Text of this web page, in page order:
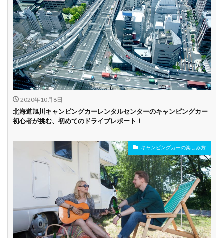
2020年10月8日
北海道旭川キャンピングカーレンタルセンターのキャンピングカー
初心者が挑む、初めてのドライブレポート！
キャンピングカーの楽しみ方